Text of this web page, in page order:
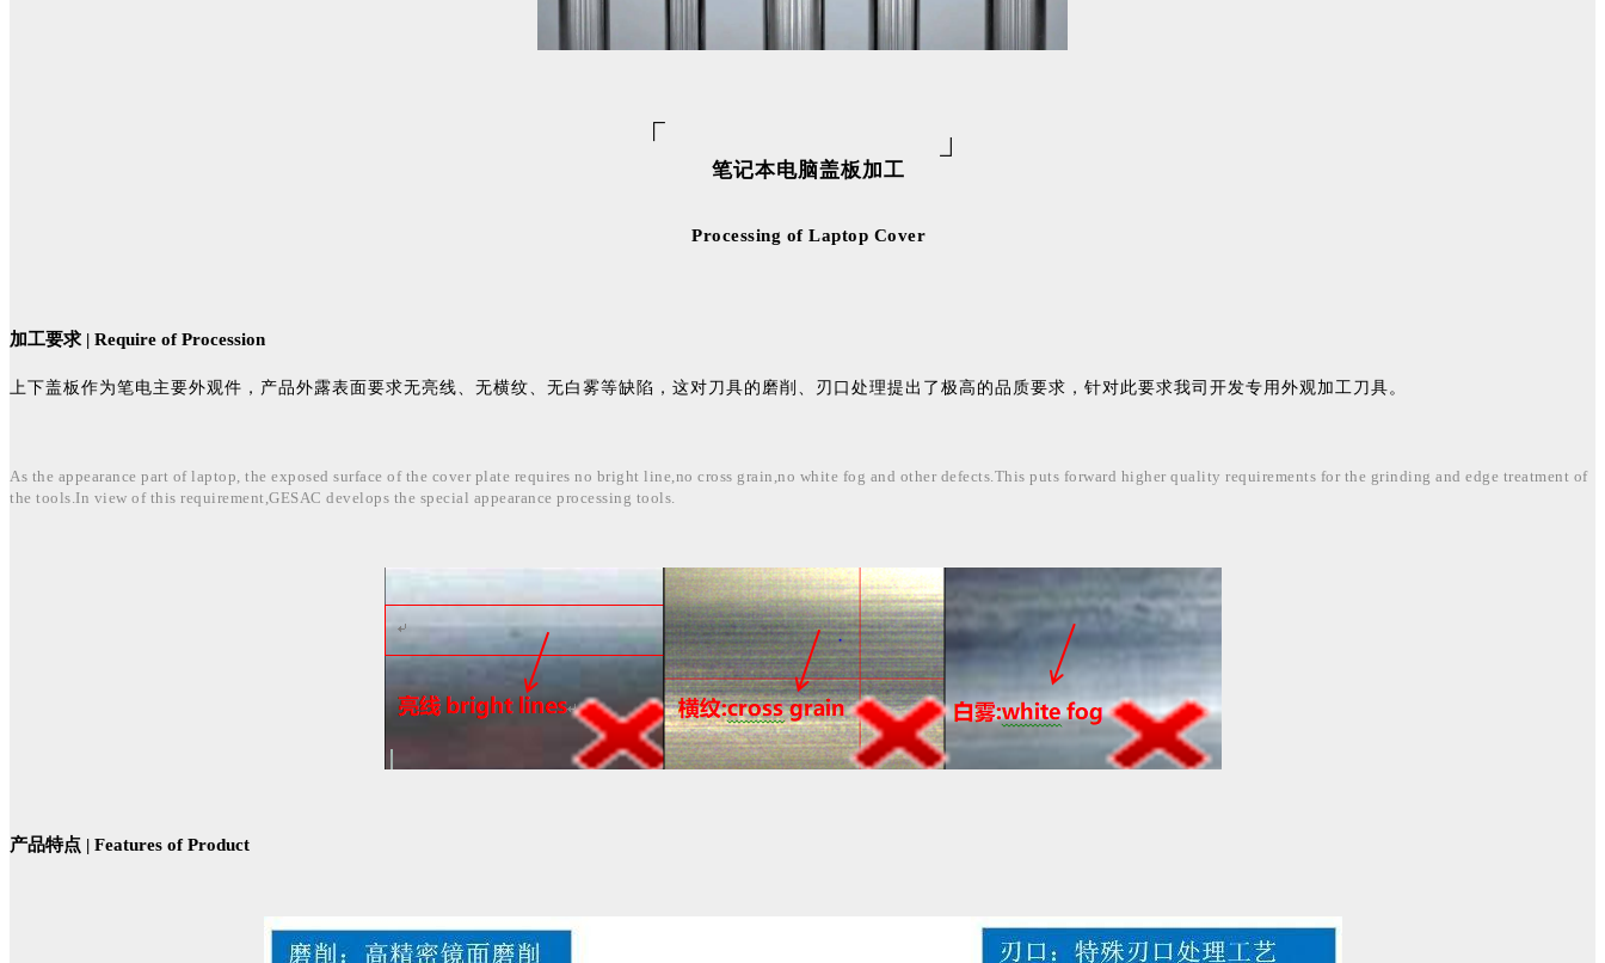
「
笔记本电脑盖板加工
Processing of Laptop Cover
」
加工要求 | Require of Procession
上下盖板作为笔电主要外观件，产品外露表面要求无亮线、无横纹、无白雾等缺陷，这对刀具的磨削、刃口处理提出了极高的品质要求，针对此要求我司开发专用外观加工刀具。
As the appearance part of laptop, the exposed surface of the cover plate requires no bright line,no cross grain,no white fog and other defects.This puts forward higher quality requirements for the grinding and edge treatment of
the tools.In view of this requirement,GESAC develops the special appearance processing tools.
产品特点 | Features of Product